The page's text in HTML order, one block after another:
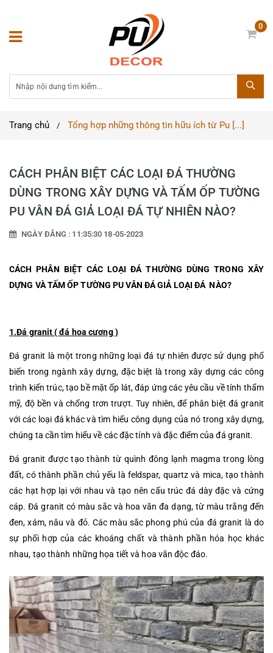
0
Trang chủ Tổng hợp những thông tin hữu ích từ Pu [...]
CÁCH PHÂN BIỆT CÁC LOẠI ĐÁ THƯỜNG
DÙNG TRONG XÂY DỰNG VÀ TẤM ỐP TƯỜNG
PU VÂN ĐÁ GIẢ LOẠI ĐÁ TỰ NHIÊN NÀO?
NGÀY ĐĂNG : 11:35:30 18-05-2023
CÁCH PHÂN BIỆT CÁC LOẠI ĐÁ THƯỜNG DÙNG TRONG XÂY
DỰNG VÀ TẤM ỐP TƯỜNG PU VÂN ĐÁ GIẢ LOẠI ĐÁ NÀO?
1.Đá granit ( đá hoa cương )
Đá granit là một trong những loại đá tự nhiên được sử dụng phổ
biến trong ngành xây dựng, đặc biệt là trong xây dựng các công
trình kiến trúc, tạo bề mặt ốp lát, đáp ứng các yêu cầu về tính thẩm
mỹ, độ bền và chống trơn trượt. Tuy nhiên, để phân biệt đá granit
với các loại đá khác và tìm hiểu công dụng của nó trong xây dựng,
chúng ta cần tìm hiểu về các đặc tính và đặc điểm của đá granit.
Đá granit được tạo thành từ quình đông lạnh magma trong lòng
đất, có thành phần chủ yếu là feldspar, quartz và mica, tạo thành
các hạt hợp lại với nhau và tạo nên cấu trúc đá dày đặc và cứng
cáp. Đá granit có màu sắc và hoa văn đa dạng, từ màu trắng đến
đen, xám, nâu và đỏ. Các màu sắc phong phú của đá granit là do
sự phối hợp của các khoáng chất và thành phần hóa học khác
nhau, tạo thành những họa tiết và hoa văn độc đáo.